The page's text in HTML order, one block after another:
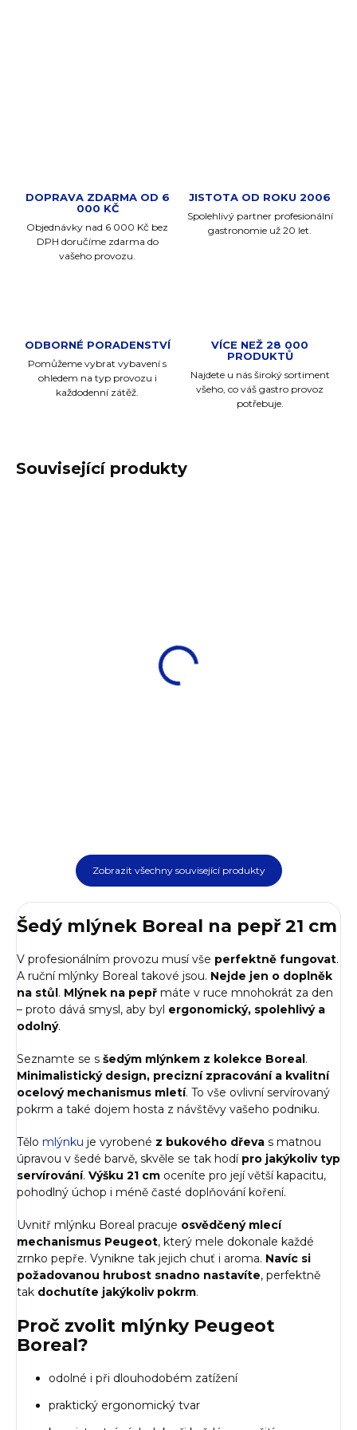
DOPRAVA ZDARMA OD 6
000 KČ
Objednávky nad 6 000 Kč bez
DPH doručíme zdarma do
vašeho provozu.
JISTOTA OD ROKU 2006
Spolehlivý partner profesionální
gastronomie už 20 let.
ODBORNÉ PORADENSTVÍ
Pomůžeme vybrat vybavení s
ohledem na typ provozu i
každodenní zátěž.
VÍCE NEŽ 28 000
PRODUKTŮ
Najdete u nás široký sortiment
všeho, co váš gastro provoz
potřebuje.
Související produkty
Mlýnek Boreal na sůl,
Zobrazit všechny související produkty
Šedý mlýnek Boreal na pepř 21 cm
V profesionálním provozu musí vše perfektně fungovat.
A ruční mlýnky Boreal takové jsou. Nejde jen o doplněk
na stůl. Mlýnek na pepř máte v ruce mnohokrát za den
– proto dává smysl, aby byl ergonomický, spolehlivý a
odolný.
Seznamte se s šedým mlýnkem z kolekce Boreal.
Minimalistický design, precizní zpracování a kvalitní
ocelový mechanismus mletí. To vše ovlivní servírovaný
pokrm a také dojem hosta z návštěvy vašeho podniku.
Tělo mlýnku je vyrobené z bukového dřeva s matnou
úpravou v šedé barvě, skvěle se tak hodí pro jakýkoliv typ
servírování. Výšku 21 cm oceníte pro její větší kapacitu,
pohodlný úchop i méně časté doplňování koření.
Uvnitř mlýnku Boreal pracuje osvědčený mlecí
mechanismus Peugeot, který mele dokonale každé
zrnko pepře. Vynikne tak jejich chuť i aroma. Navíc si
požadovanou hrubost snadno nastavíte, perfektně
tak dochutíte jakýkoliv pokrm.
Proč zvolit mlýnky Peugeot
Boreal?
odolné i při dlouhodobém zatížení
praktický ergonomický tvar